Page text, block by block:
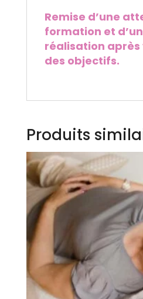
Remise d’une
formation et
réalisation
des objectifs.
Produits